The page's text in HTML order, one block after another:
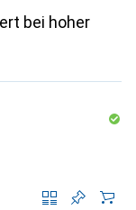
bei hoher